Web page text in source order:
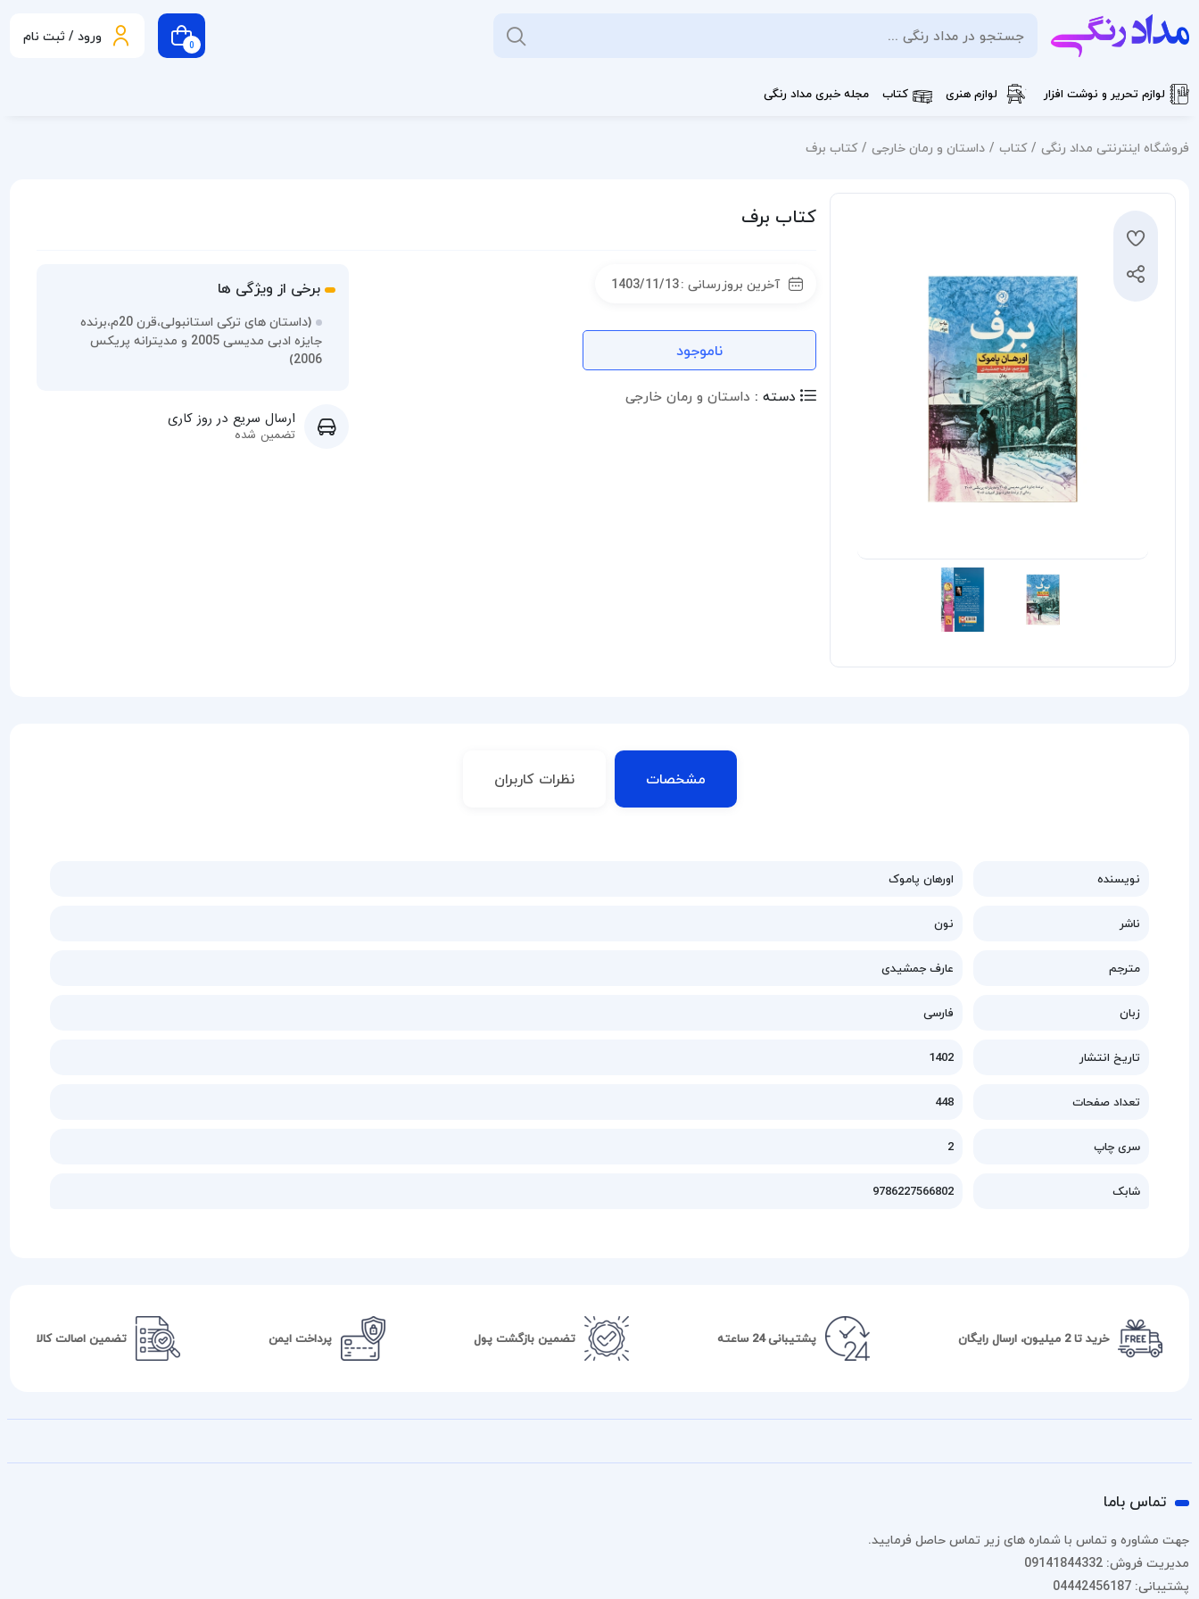
0 ورود / ثبت نام
لوازم تحریر و نوشت افزار لوازم هنری کتاب مجله خبری مداد رنگی
فروشگاه اینترنتی مداد رنگی کتاب داستان و رمان خارجی کتاب برف
کتاب برف
آخرین بروزرسانی :1403/11/13
ناموجود
دسته : داستان و رمان خارجی
برخی از ویژگی ها
(داستان های ترکی استانبولی،قرن 20م،برنده
جایزه ادبی مدیسی 2005 و مدیترانه پریکس
2006)
ارسال سریع در روز کاری
تضمین شده
مشخصات نظرات کاربران
نویسنده اورهان پاموک
ناشر نون
مترجم عارف جمشیدی
زبان فارسی
تاریخ انتشار 1402
تعداد صفحات 448
سری چاپ 2
شابک 9786227566802
خرید تا 2 میلیون، ارسال رایگان پشتیبانی 24 ساعته تضمین بازگشت پول پرداخت ایمن تضمین اصالت کالا
تماس باما
جهت مشاوره و تماس با شماره های زیر تماس حاصل فرمایید.
مدیریت فروش: 09141844332
پشتیبانی: 04442456187